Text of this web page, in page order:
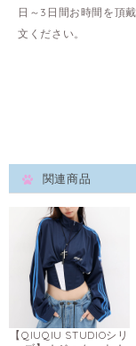
日～3日間お時間を頂
文ください。
関連商品
【QIUQIU STUDIOシリ